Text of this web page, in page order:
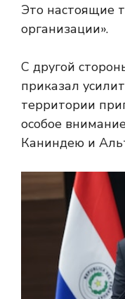
Это настоящие
организации».
С другой
приказал
территории
особое
Каниндею и